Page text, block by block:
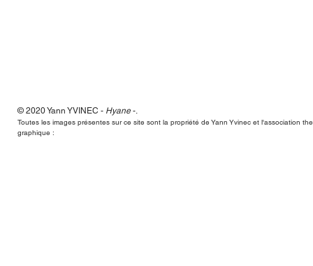
Hyane,Yann Yvinec,plasticien, sculpteur, toulouse, dessins,
© 2020 Yann YVINEC - Hyane -.
Toutes les images présentes sur ce site sont la propriété de Yann Yvinec et l'association
graphique :